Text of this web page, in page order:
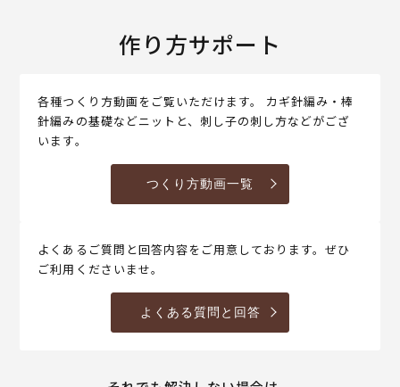
作り方サポート
各種つくり方動画をご覧いただけます。 カギ針編み・棒
針編みの基礎などニットと、刺し子の刺し方などがござ
います。
つくり方動画一覧
よくあるご質問と回答内容をご用意しております。ぜひ
ご利用くださいませ。
よくある質問と回答